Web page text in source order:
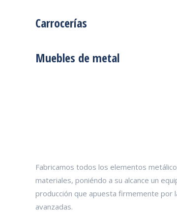
Carrocerías
Muebles de metal
Fabricamos todos los elementos
materiales, poniéndo a su alcance un
producción que apuesta firmemente por
avanzadas.